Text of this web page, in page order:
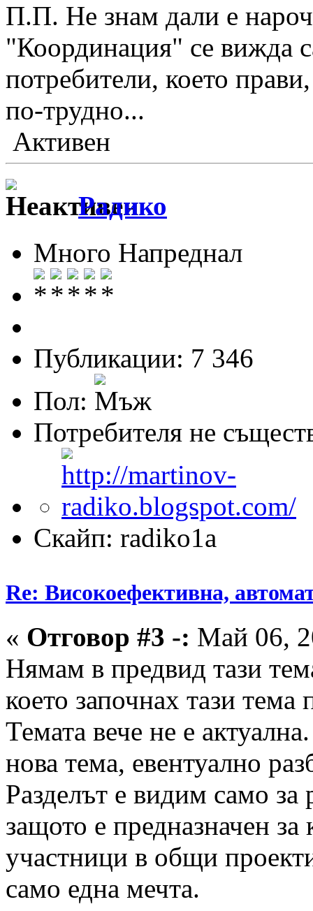
П.П. Не знам дали е
"Координация" се вижда
потребители, което
по-трудно...
Активен
Радико
Много Напреднал
Публикации: 7 346
Пол:
Потребителя не
Скайп: radiko1a
Re: Високоефективна,
« Отговор #3 -: Май 06,
Нямам в предвид тази
което започнах тази
Темата вече не е
нова тема, евентуално
Разделът е видим само за
защото е предназначен
участници в общи
само една мечта.